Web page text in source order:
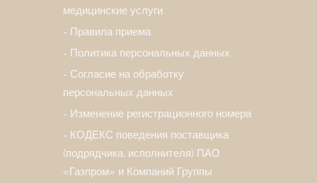
медицинские услуги
Правила приема
Политика персональных данных
Согласие на обработку
персональных данных
Изменение регистрационного номера
КОДЕКС поведения поставщика
(подрядчика, исполнителя) ПАО
«Газпром» и Компаний Группы